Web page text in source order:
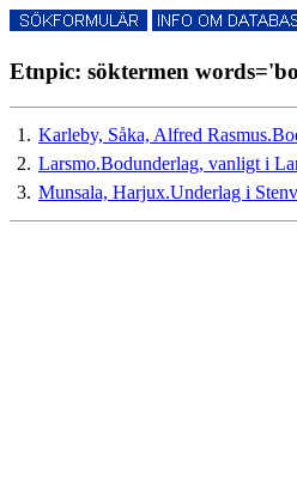
Etnpic: söktermen
1. Karleby, Såka, Alfred
2. Larsmo.Bodunderlag, vanligt i
3. Munsala, Harjux.Underlag i